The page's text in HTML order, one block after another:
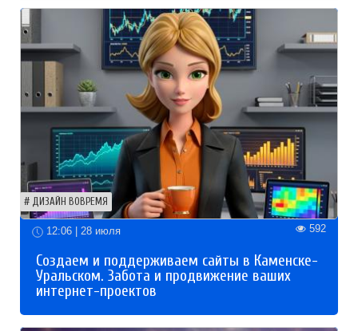
ДИЗАЙН ВОВРЕМЯ
12:06 | 28 июля 592
Создаем и поддерживаем сайты в Каменске-
Уральском. Забота и продвижение ваших
интернет-проектов